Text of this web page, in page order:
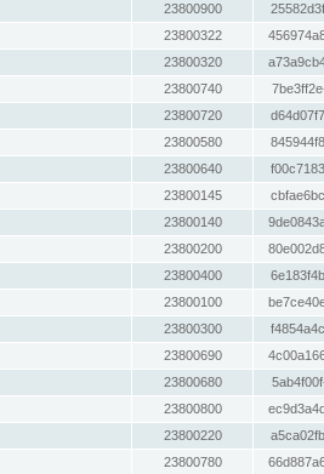
23800900
23800322
23800320
23800740
23800720
23800580
23800640
23800145
23800140
23800200
23800400
23800100
23800300
23800690
23800680
23800800
23800220
23800780